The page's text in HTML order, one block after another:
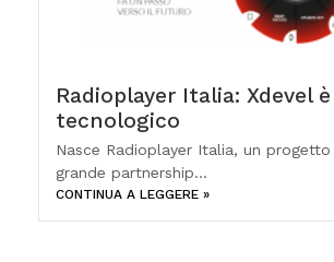
Radioplayer Italia: Xdevel
tecnologico
Nasce Radioplayer Italia, un
grande partnership...
CONTINUA A LEGGERE »